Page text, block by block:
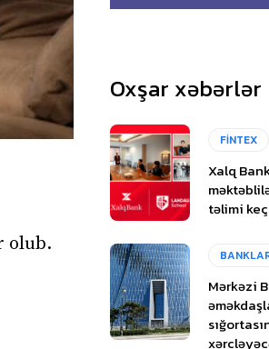
olub.
Oxşar xəbərlər
FİNTEX
Xalq
təlimi
Mərkəzi